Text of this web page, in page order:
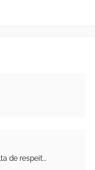
de respeit...